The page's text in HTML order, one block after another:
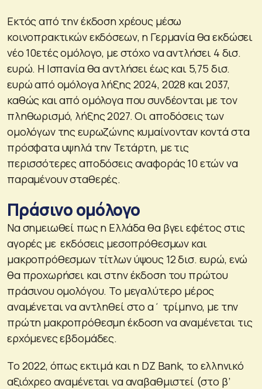
Εκτός από την έκδοση χρέους μέσω
κοινοπρακτικών εκδόσεων, η Γερμανία θα εκδώσει
νέο 10ετές ομόλογο, με στόχο να αντλήσει 4 δισ.
ευρώ. Η Ισπανία θα αντλήσει έως και 5,75 δισ.
ευρώ από ομόλογα λήξης 2024, 2028 και 2037,
καθώς και από ομόλογα που συνδέονται με τον
πληθωρισμό, λήξης 2027. Οι αποδόσεις των
ομολόγων της ευρωζώνης κυμαίνονταν κοντά στα
πρόσφατα υψηλά την Τετάρτη, με τις
περισσότερες αποδόσεις αναφοράς 10 ετών να
παραμένουν σταθερές.
Πράσινο ομόλογο
Να σημειωθεί πως η Ελλάδα θα βγει εφέτος στις
αγορές με εκδόσεις μεσοπρόθεσμων και
μακροπρόθεσμων τίτλων ύψους 12 δισ. ευρώ, ενώ
θα προχωρήσει και στην έκδοση του πρώτου
πράσινου ομολόγου. Το μεγαλύτερο μέρος
αναμένεται να αντληθεί στο α΄ τρίμηνο, με την
πρώτη μακροπρόθεσμη έκδοση να αναμένεται τις
ερχόμενες εβδομάδες.
Το 2022, όπως εκτιμά και η DZ Bank, το ελληνικό
αξιόχρεο αναμένεται να αναβαθμιστεί (στο β’